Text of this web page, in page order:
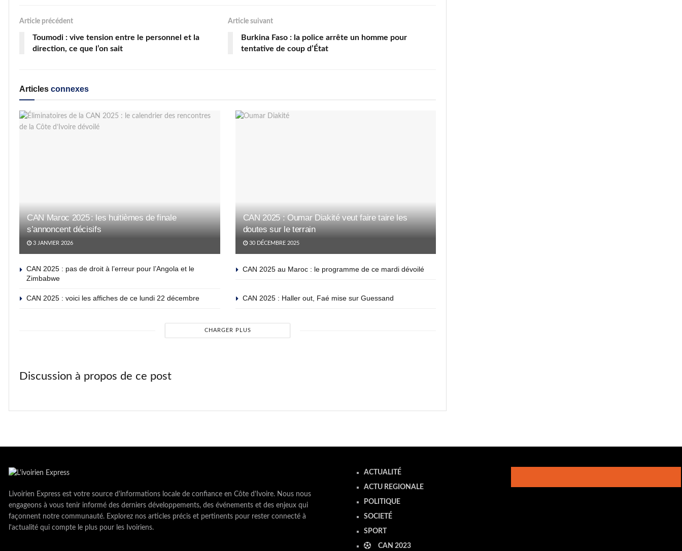
Article précédent
Toumodi : vive tension entre le personnel et la
direction, ce que l’on sait
Article suivant
Burkina Faso : la police arrête un homme pour
tentative de coup d’État
Articles connexes
CAN Maroc 2025 : les huitièmes de finale
s’annoncent décisifs
3 JANVIER 2026
CAN 2025 : Oumar Diakité veut faire taire les
doutes sur le terrain
30 DÉCEMBRE 2025
CAN 2025 : pas de droit à l’erreur pour l’Angola et le
Zimbabwe
CAN 2025 au Maroc : le programme de ce mardi dévoilé
CAN 2025 : voici les affiches de ce lundi 22 décembre CAN 2025 : Haller out, Faé mise sur Guessand
CHARGER PLUS
Discussion à propos de ce post
Livoirien Express est votre source d'informations locale de confiance en Côte d'Ivoire. Nous nous
engageons à vous tenir informé des derniers développements, des événements et des enjeux qui
façonnent notre communauté. Explorez nos articles précis et pertinents pour rester connecté à
l'actualité qui compte le plus pour les Ivoiriens.
ACTUALITÉ
ACTU REGIONALE
POLITIQUE
SOCIETÉ
SPORT
CAN 2023